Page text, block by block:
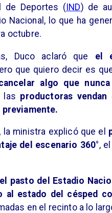
de Deportes ( IND) de
Nacional, lo que ha
octubre.
Duco aclaró que el
que quiero decir es
algo que
las productoras
ministra explicó que el
del escenario 360°,
pasto del Estadio
al estado del césped
en el recinto a lo